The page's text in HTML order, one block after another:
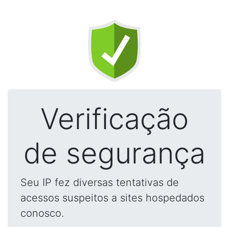
Verificação
de segurança
Seu IP fez diversas tentativas de
acessos suspeitos a sites hospedados
conosco.